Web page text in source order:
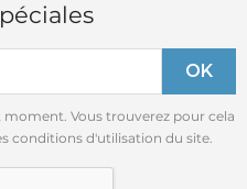
Vous trouverez pour cela
conditions d'utilisation du site.